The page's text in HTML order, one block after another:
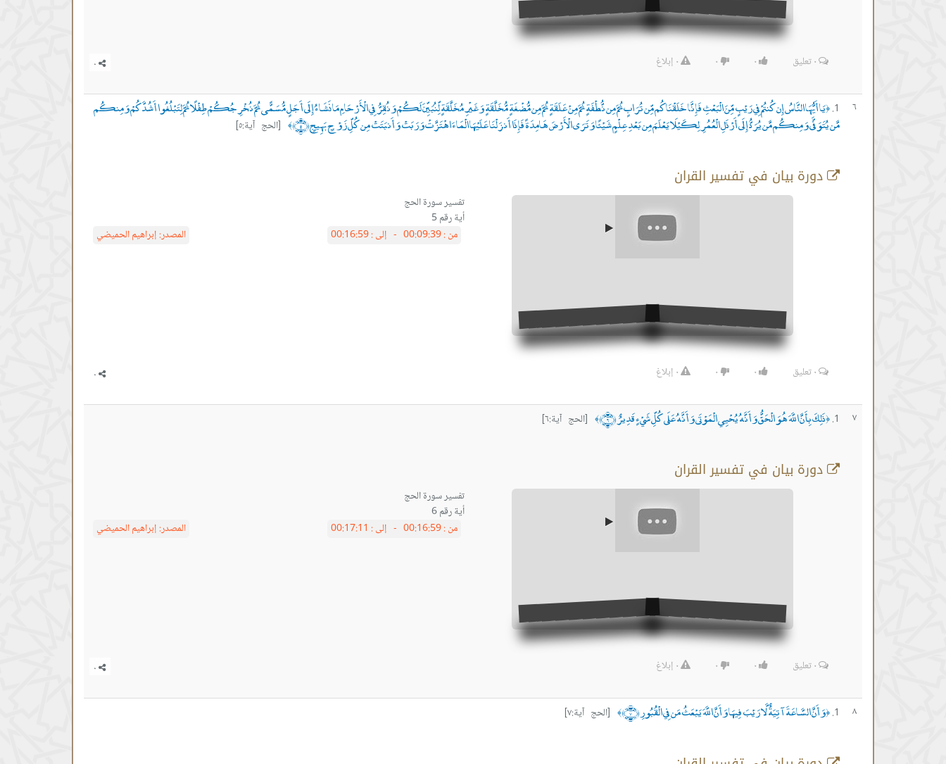
٠تعليق ٠ ٠ ٠ إبلاغ
٦ ﴿يَا أَيُّهَا النَّاسُ إِن كُنتُمْ فِي رَيْبٍ مِّنَ الْبَعْثِ فَإِنَّا خَلَقْنَاكُم مِّن تُرَابٍ ثُمَّ مِن نُّطْفَةٍ ثُمَّ مِنْ عَلَقَةٍ ثُمَّ مِن مُّضْغَةٍ مُّخَلَّقَةٍ وَغَيْرِ مُخَلَّقَةٍ لِّنُبَيِّنَ لَكُمْ وَنُقِرُّ فِي الْأَرْحَامِ مَا نَشَاءُ إِلَى أَجَلٍ مُّسَمًّى ثُمَّ نُخْرِجُكُمْ طِفْلًا ثُمَّ لِتَبْلُغُوا أَشُدَّكُمْ وَمِنكُم
مَّن يُتَوَفَّى وَمِنكُم مَّن يُرَدُّ إِلَى أَرْذَلِ الْعُمُرِ لِكَيْلَا يَعْلَمَ مِن بَعْدِ عِلْمٍ شَيْئًا وَتَرَى الْأَرْضَ هَامِدَةً فَإِذَا أَنزَلْنَا عَلَيْهَا الْمَاءَ اهْتَزَّتْ وَرَبَتْ وَأَنبَتَتْ مِن كُلِّ زَوْجٍ بَهِيجٍ ﴿٥﴾ ﴾ [الحج آية:٥]
دورة بيان في تفسير القران
أية رقم 5
من :00:09:39 - إلى :00:16:59 المصدر:إبراهيم الحميضي
٠تعليق ٠ ٠ ٠ إبلاغ
٧ ﴿ذَلِكَ بِأَنَّ اللَّهَ هُوَ الْحَقُّ وَأَنَّهُ يُحْيِي الْمَوْتَى وَأَنَّهُ عَلَى كُلِّ شَيْءٍ قَدِيرٌ ﴿٦﴾ ﴾ [الحج آية:٦]
دورة بيان في تفسير القران
أية رقم 6
من :00:16:59 - إلى : 00:17:11 المصدر:إبراهيم الحميضي
٠تعليق ٠ ٠ ٠ إبلاغ
٨ ﴿وَأَنَّ السَّاعَةَ آتِيَةٌ لَّا رَيْبَ فِيهَا وَأَنَّ اللَّهَ يَبْعَثُ مَن فِي الْقُبُورِ ﴿٧﴾ ﴾ [الحج آية:٧]